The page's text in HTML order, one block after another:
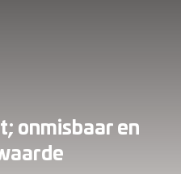
onmisbaar en